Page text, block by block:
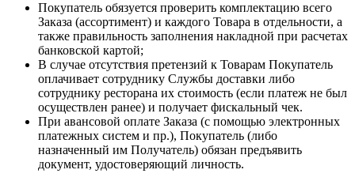
Покупатель обязуется проверить комплектацию всего
Заказа (ассортимент) и каждого Товара в отдельности, а
также правильность заполнения накладной при расчетах
банковской картой;
В случае отсутствия претензий к Товарам Покупатель
оплачивает сотруднику Службы доставки либо
сотруднику ресторана их стоимость (если платеж не был
осуществлен ранее) и получает фискальный чек.
При авансовой оплате Заказа (с помощью электронных
платежных систем и пр.), Покупатель (либо
назначенный им Получатель) обязан предъявить
документ, удостоверяющий личность.